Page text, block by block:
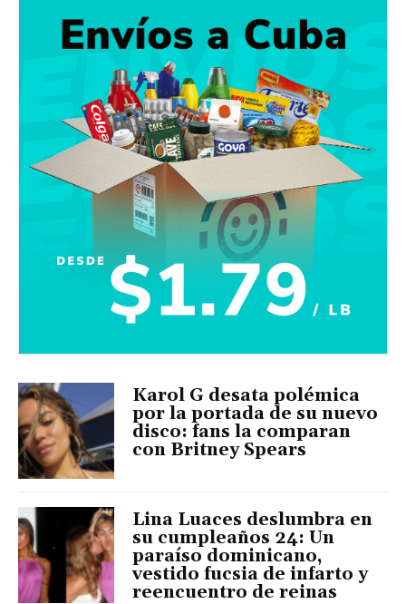
Karol G desata polémica
por la portada de su nuevo
disco: fans la comparan
con Britney Spears
Lina Luaces deslumbra en
su cumpleaños 24: Un
paraíso dominicano,
vestido fucsia de infarto y
reencuentro de reinas